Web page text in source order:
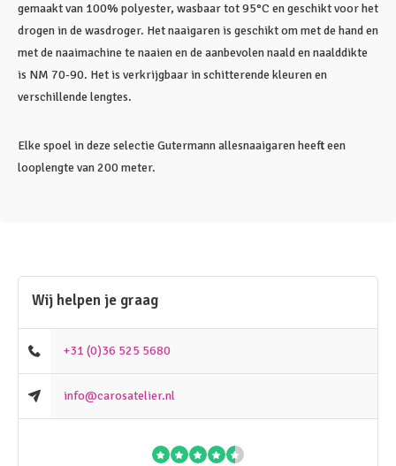
gemaakt van 100% polyester, wasbaar tot 95°C en geschikt voor het
drogen in de wasdroger. Het naaigaren is geschikt om met de hand en
met de naaimachine te naaien en de aanbevolen naald en naalddikte
is NM 70-90. Het is verkrijgbaar in schitterende kleuren en
verschillende lengtes.
Elke spoel in deze selectie Gutermann allesnaaigaren heeft een
looplengte van 200 meter.
Wij helpen je graag
+31 (0)36 525 5680
info@carosatelier.nl